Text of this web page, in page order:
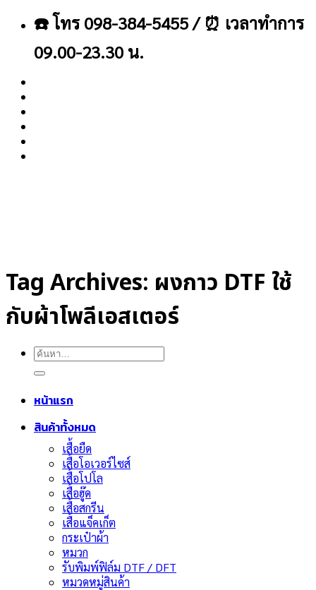
เนื้อหา
☎️ โทร 098-384-5455 / ⏰ เวลาทำการ
09.00-23.30 น.
ค้นหา:
หน้าแรก
สินค้าทั้งหมด
เสื้อยืด
เสื้อโอเวอร์ไซส์
เสื้อโปโล
เสื้อฮู๊ด
เสื้อสกรีน
เสื้อแจ็คเก็ต
กระเป๋าผ้า
หมวก
รับพิมพ์ฟิล์ม DTF / DFT
หมวดหมู่สินค้า
Tag Archives: ผงกาว DTF ใช้
กับผ้าโพลีเอสเตอร์